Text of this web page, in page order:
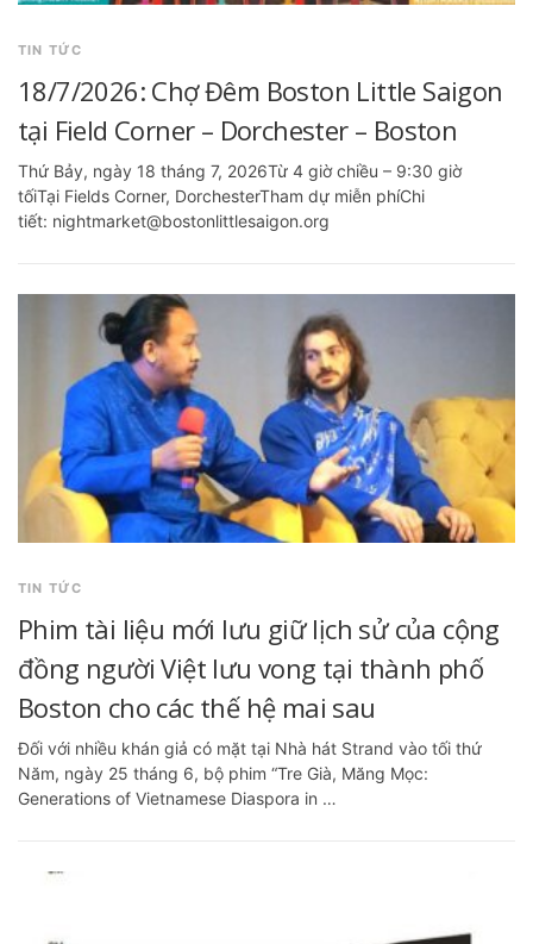
TIN TỨC
18/7/2026: Chợ Đêm Boston Little Saigon
tại Field Corner – Dorchester – Boston
Thứ Bảy, ngày 18 tháng 7, 2026Từ 4 giờ chiều – 9:30 giờ
tốiTại Fields Corner, DorchesterTham dự miễn phíChi
tiết: nightmarket@bostonlittlesaigon.org
TIN TỨC
Phim tài liệu mới lưu giữ lịch sử của cộng
đồng người Việt lưu vong tại thành phố
Boston cho các thế hệ mai sau
Đối với nhiều khán giả có mặt tại Nhà hát Strand vào tối thứ
Năm, ngày 25 tháng 6, bộ phim “Tre Già, Măng Mọc:
Generations of Vietnamese Diaspora in …